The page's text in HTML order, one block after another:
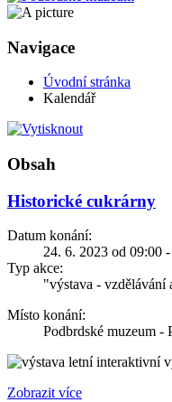
Navigace
Úvodní stránka
Kalendář
Obsah
Historické cukrárny
Datum konání:
24. 6. 2023 od 09:00
Typ akce:
"výstava - vzdělávání
Místo konání:
Podbrdské muzeum -
letní interaktivní
Zobrazit více